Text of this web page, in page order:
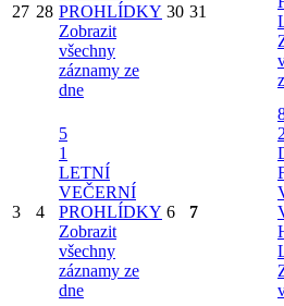
27 28 PROHLÍDKY
Zobrazit
všechny
záznamy ze
dne
30 31
3 4
5
1
LETNÍ
VEČERNÍ
PROHLÍDKY
Zobrazit
všechny
záznamy ze
dne
6 7
2